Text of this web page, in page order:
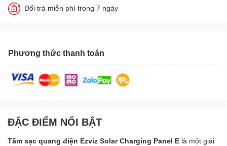
Đổi trả miễn phí trong 7 ngày
Phương thức thanh toán
ĐẶC ĐIỂM NỔI BẬT
Tấm sạc quang điện Ezviz Solar Charging Panel E là một giải